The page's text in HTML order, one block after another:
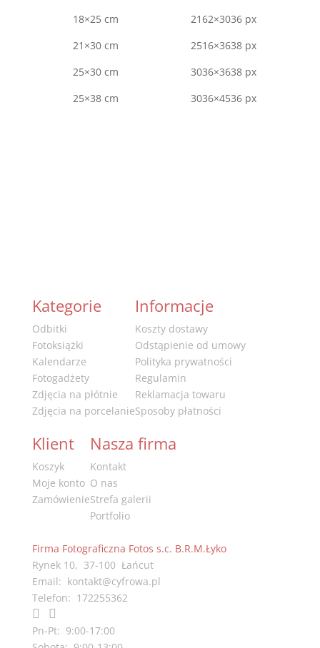
18×25 cm
21×30 cm
25×30 cm
25×38 cm
2162×3036 px
2516×3638 px
3036×3638 px
3036×4536 px
Kategorie
Odbitki
Fotoksiążki
Kalendarze
Fotogadżety
Zdjęcia na płótnie
Zdjęcia na porcelanie
Informacje
Koszty dostawy
Odstąpienie od umowy
Polityka prywatności
Regulamin
Reklamacja towaru
Sposoby płatności
Klient
Koszyk
Moje konto
Zamówienie
Nasza firma
Kontakt
O nas
Strefa galerii
Portfolio
Firma Fotograficzna Fotos s.c. B.R.M.Łyko
Rynek 10, 37-100 Łańcut
Email: kontakt@cyfrowa.pl
Telefon: 172255362
 
Pn-Pt: 9:00-17:00